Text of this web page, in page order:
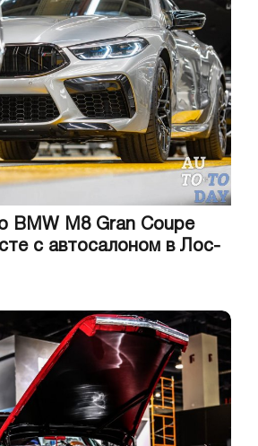
BMW M8 Gran Coupe
с автосалоном в Лос-